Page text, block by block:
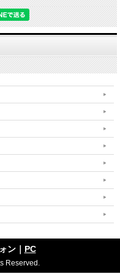
の下に各箱のお買い物カゴにて
装・ギフト対応(のし紙掛け・メ
しての規約を遵守し、国産の天然
法・重量・色合い・風合いが一つ
さいませ。
照明や白の背景板を使って撮影し
を損ねない程度の修正・補正・加
いることもございますので、悪し
土」を主に使いますが、この陶土
焼きし釉薬を掛けて本焼きをする
縮率の違いにより貫入(かんにゅ
す。
く伝統的な萩焼を守りたいという
から、器へのコーティングをしな
ン｜ PC
Reserved.